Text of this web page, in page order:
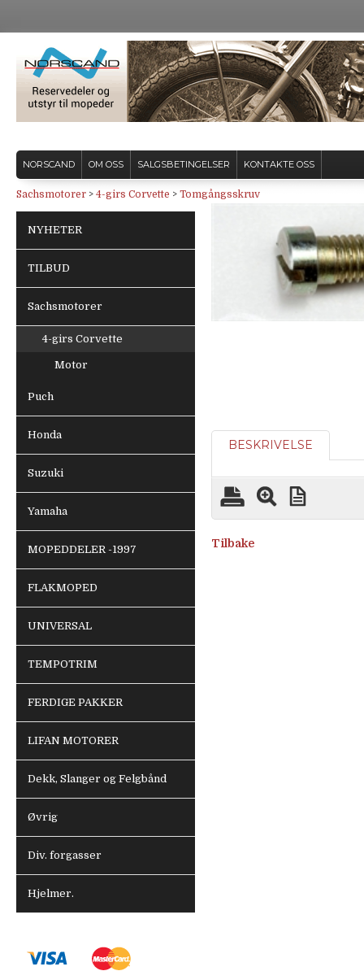
NORSCAND OM OSS SALGSBETINGELSER KONTAKTE OSS
Sachsmotorer > 4-girs Corvette > Tomgångsskruv
NYHETER
TILBUD
Sachsmotorer
4-girs Corvette
Motor
Puch
Honda
Suzuki
Yamaha
MOPEDDELER -1997
FLAKMOPED
UNIVERSAL
TEMPOTRIM
FERDIGE PAKKER
LIFAN MOTORER
Dekk, Slanger og Felgbånd
Øvrig
Div. forgasser
Hjelmer.
BESKRIVELSE
Tilbake